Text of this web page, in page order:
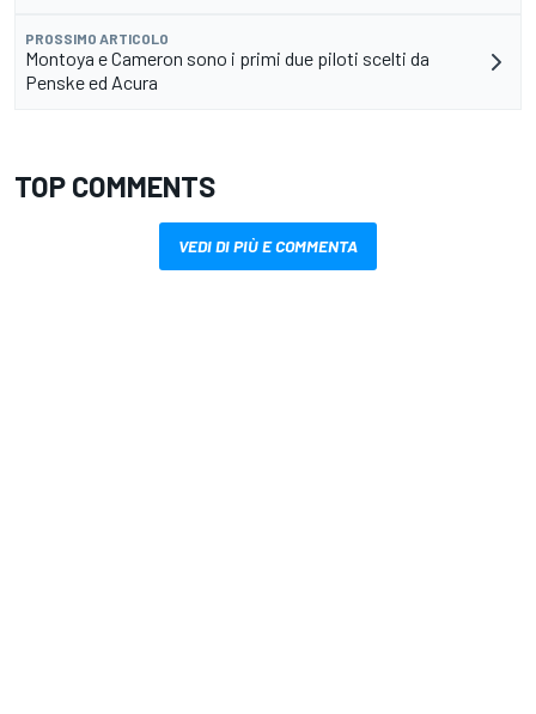
PROSSIMO ARTICOLO
Montoya e Cameron sono i primi due piloti scelti da
Penske ed Acura
TOP COMMENTS
VEDI DI PIÙ E COMMENTA